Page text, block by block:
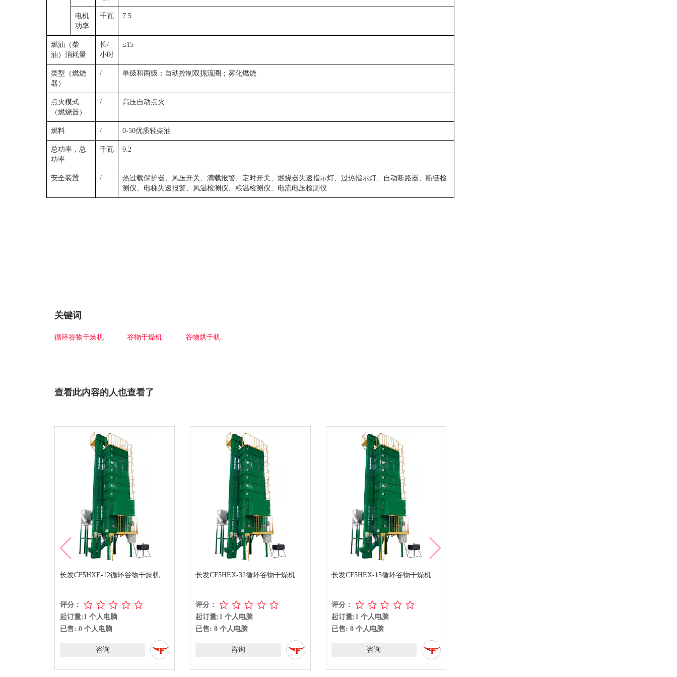
电机
功率
千瓦 7.5
燃油（柴
油）消耗量
长/
小时
≤15
类型（燃烧
器）
/ 单级和两级；自动控制双扼流圈；雾化燃烧
点火模式
（燃烧器）
/ 高压自动点火
燃料 / 0-50优质轻柴油
总功率，总
功率
千瓦 9.2
安全装置 /
热过载保护器、风压开关、满载报警、定时开关、燃烧器失速指示灯、过热指示灯、自动断路器、断链检
测仪、电梯失速报警、风温检测仪、粮温检测仪、电流电压检测仪
关键词
循环谷物干燥机 谷物干燥机 谷物烘干机
查看此内容的人也查看了
长发CF5HXE-12循环谷物干燥机
评分：
起订量:1 个人电脑
已售: 0 个人电脑
咨询
长发CF5HEX-32循环谷物干燥机
评分：
起订量:1 个人电脑
已售: 0 个人电脑
咨询
长发CF5HEX-15循环谷物干燥机
评分：
起订量:1 个人电脑
已售: 0 个人电脑
咨询